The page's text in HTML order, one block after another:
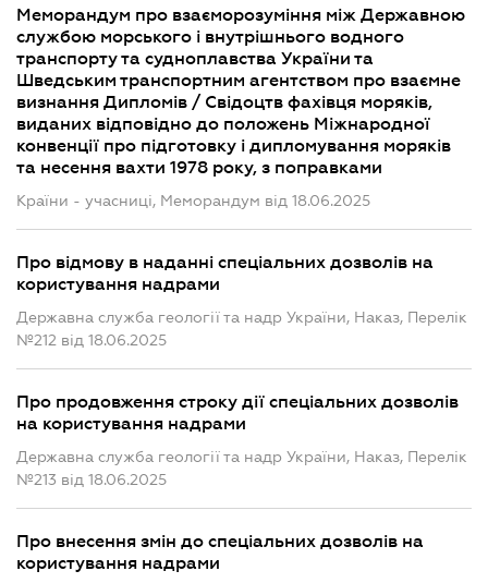
Меморандум про взаєморозуміння між Державною
службою морського і внутрішнього водного
транспорту та судноплавства України та
Шведським транспортним агентством про взаємне
визнання Дипломів / Свідоцтв фахівця моряків,
виданих відповідно до положень Міжнародної
конвенції про підготовку і дипломування моряків
та несення вахти 1978 року, з поправками
Країни - учасниці, Меморандум від 18.06.2025
Про відмову в наданні спеціальних дозволів на
користування надрами
Державна служба геології та надр України, Наказ, Перелік
№212 від 18.06.2025
Про продовження строку дії спеціальних дозволів
на користування надрами
Державна служба геології та надр України, Наказ, Перелік
№213 від 18.06.2025
Про внесення змін до спеціальних дозволів на
користування надрами